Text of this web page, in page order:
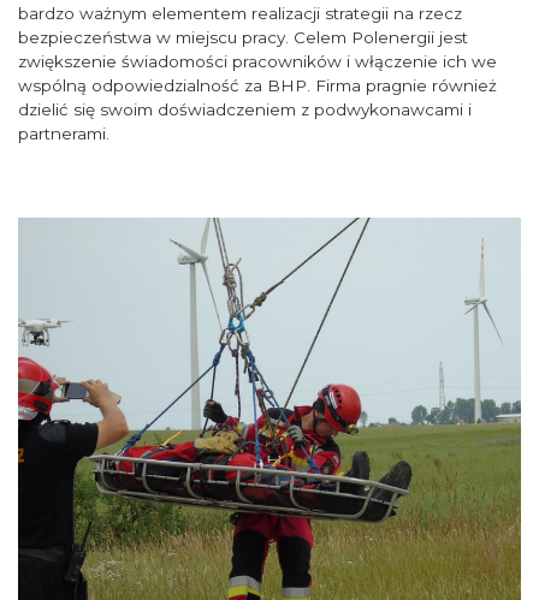
bardzo ważnym elementem realizacji strategii na rzecz
bezpieczeństwa w miejscu pracy. Celem Polenergii jest
zwiększenie świadomości pracowników i włączenie ich we
wspólną odpowiedzialność za BHP. Firma pragnie również
dzielić się swoim doświadczeniem z podwykonawcami i
partnerami.